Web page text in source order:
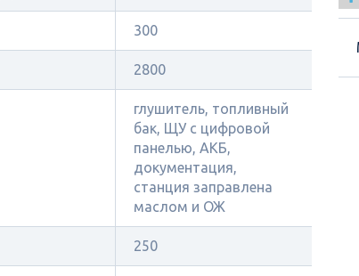
300
2800
глушитель, топливный
бак, ЩУ с цифровой
панелью, АКБ,
документация,
станция заправлена
маслом и ОЖ
250